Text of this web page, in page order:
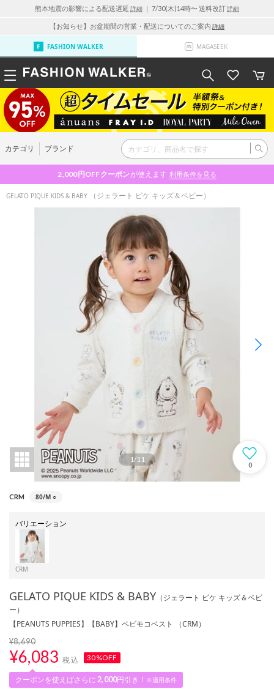
熊本地震の影響による配送遅延 詳細 ｜ 7/30(木)14時〜 送料改訂詳細
【お知らせ】お盆期間の営業・配送についてのご案内 詳細
FASHION WALKER MAGASEEK
カテゴリ ブランド
2,000円OFFクーポンが使えます 利用条件を見る
GELATO PIQUE KIDS & BABY （ジェラート ピケ キッズ＆ベビー）
1/11
0
CRM 80/M ○
バリエーション
CRM
GELATO PIQUE KIDS & BABY （ジェラート ピケ キッズ＆ベビ
ー）
【PEANUTS PUPPIES】【BABY】ベビモコベスト （CRM）
¥8,690
¥6,083 税込 30%OFF
クーポンを使えばさらに 2,000円引き！ ※適用条件